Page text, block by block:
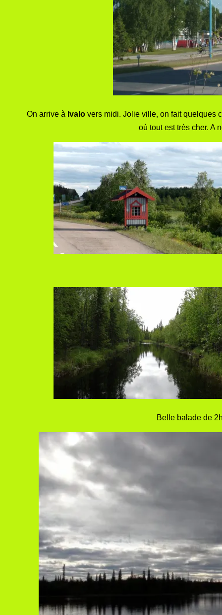
On arrive à Ivalovers midi. Jolie ville, on fait quelques
où tout est très cher. A
Belle balade de